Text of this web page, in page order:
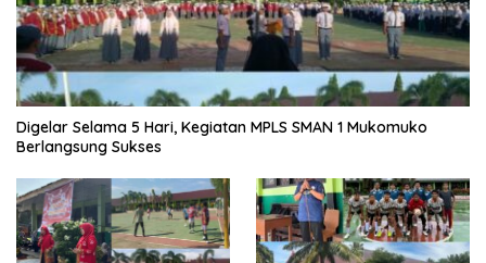
Digelar Selama 5 Hari, Kegiatan MPLS SMAN 1 Mukomuko
Berlangsung Sukses